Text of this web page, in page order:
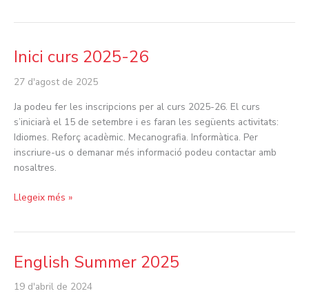
Inici curs 2025-26
27 d'agost de 2025
Ja podeu fer les inscripcions per al curs 2025-26. El curs
s’iniciarà el 15 de setembre i es faran les següents activitats:
Idiomes. Reforç acadèmic. Mecanografia. Informàtica. Per
inscriure-us o demanar més informació podeu contactar amb
nosaltres.
Inici
2025-
Llegeix més »
English Summer 2025
19 d'abril de 2024
English
Summer
2025